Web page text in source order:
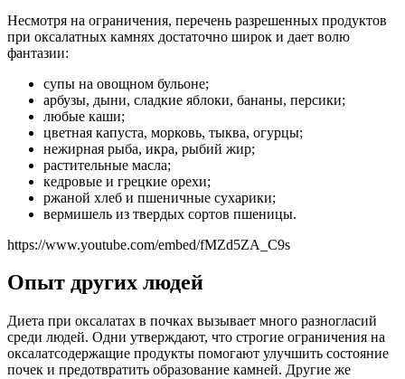
Несмотря на ограничения, перечень разрешенных продуктов
при оксалатных камнях достаточно широк и дает волю
фантазии:
супы на овощном бульоне;
арбузы, дыни, сладкие яблоки, бананы, персики;
любые каши;
цветная капуста, морковь, тыква, огурцы;
нежирная рыба, икра, рыбий жир;
растительные масла;
кедровые и грецкие орехи;
ржаной хлеб и пшеничные сухарики;
вермишель из твердых сортов пшеницы.
https://www.youtube.com/embed/fMZd5ZA_C9s
Опыт других людей
Диета при оксалатах в почках вызывает много разногласий
среди людей. Одни утверждают, что строгие ограничения на
оксалатсодержащие продукты помогают улучшить состояние
почек и предотвратить образование камней. Другие же